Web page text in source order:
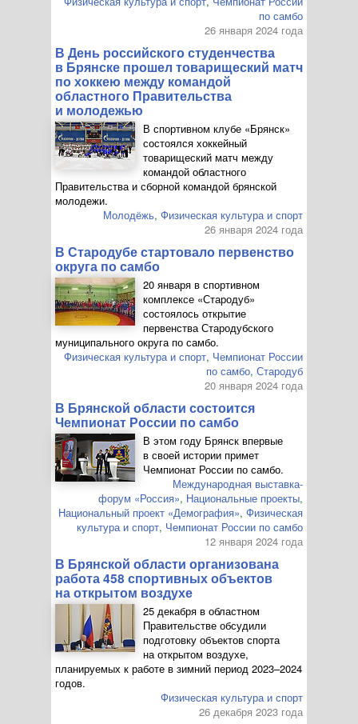
по самбо
26 января 2024 года
В День российского студенчества
в Брянске прошел товарищеский матч
по хоккею между командой
областного Правительства
и молодежью
В спортивном клубе «Брянск»
состоялся хоккейный
товарищеский матч между
командой областного
Правительства и сборной командой брянской
молодежи.
Молодёжь, Физическая культура и спорт
26 января 2024 года
В Стародубе стартовало первенство
округа по самбо
20 января в спортивном
комплексе «Стародуб»
состоялось открытие
первенства Стародубского
муниципального округа по самбо.
Физическая культура и спорт, Чемпионат России
по самбо, Стародуб
20 января 2024 года
В Брянской области состоится
Чемпионат России по самбо
В этом году Брянск впервые
в своей истории примет
Чемпионат России по самбо.
Международная выставка-
форум «Россия», Национальные проекты,
Национальный проект «Демография», Физическая
культура и спорт, Чемпионат России по самбо
12 января 2024 года
В Брянской области организована
работа 458 спортивных объектов
на открытом воздухе
25 декабря в областном
Правительстве обсудили
подготовку объектов спорта
на открытом воздухе,
планируемых к работе в зимний период 2023–2024
годов.
Физическая культура и спорт
26 декабря 2023 года